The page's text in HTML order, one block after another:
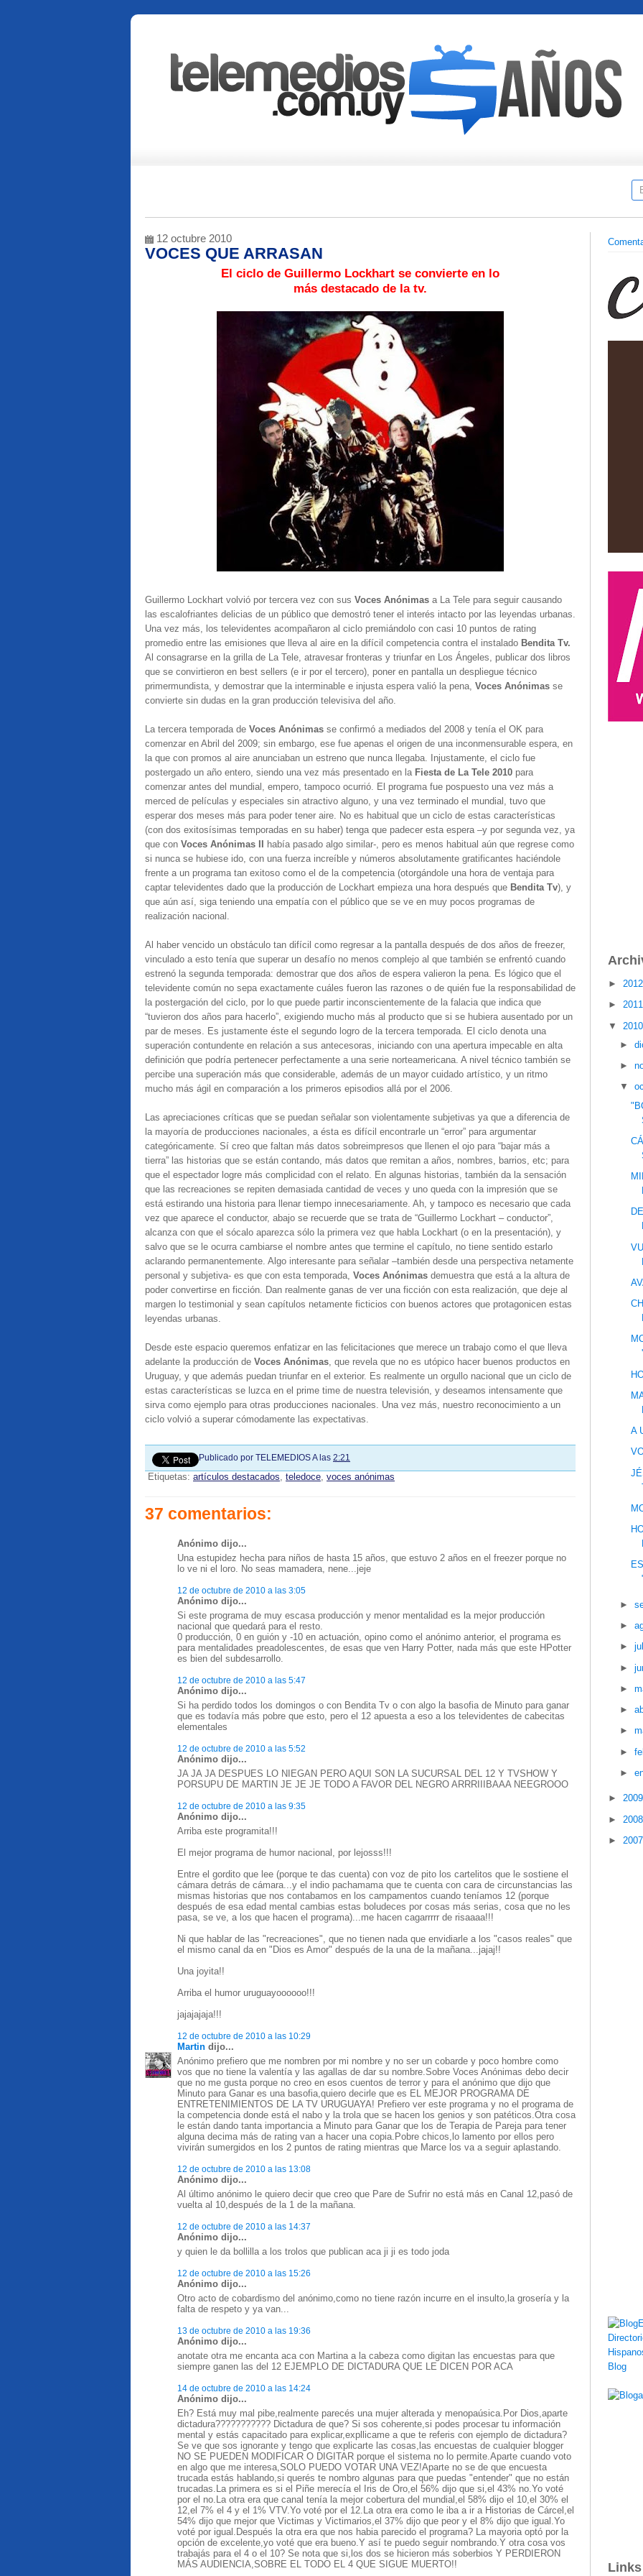
12 octubre 2010
VOCES QUE ARRASAN
El ciclo de Guillermo Lockhart se convierte en lo
más destacado de la tv.
Guillermo Lockhart volvió por tercera vez con sus Voces Anónimas a La Tele para seguir causando
las escalofriantes delicias de un público que demostró tener el interés intacto por las leyendas urbanas.
Una vez más, los televidentes acompañaron al ciclo premiándolo con casi 10 puntos de rating
promedio entre las emisiones que lleva al aire en la difícil competencia contra el instalado Bendita Tv.
Al consagrarse en la grilla de La Tele, atravesar fronteras y triunfar en Los Ángeles, publicar dos libros
que se convirtieron en best sellers (e ir por el tercero), poner en pantalla un despliegue técnico
primermundista, y demostrar que la interminable e injusta espera valió la pena, Voces Anónimas se
convierte sin dudas en la gran producción televisiva del año.
La tercera temporada de Voces Anónimas se confirmó a mediados del 2008 y tenía el OK para
comenzar en Abril del 2009; sin embargo, ese fue apenas el origen de una inconmensurable espera, en
la que con promos al aire anunciaban un estreno que nunca llegaba. Injustamente, el ciclo fue
postergado un año entero, siendo una vez más presentado en la Fiesta de La Tele 2010 para
comenzar antes del mundial, empero, tampoco ocurrió. El programa fue pospuesto una vez más a
merced de películas y especiales sin atractivo alguno, y una vez terminado el mundial, tuvo que
esperar dos meses más para poder tener aire. No es habitual que un ciclo de estas características
(con dos exitosísimas temporadas en su haber) tenga que padecer esta espera –y por segunda vez, ya
que con Voces Anónimas II
había pasado algo similar-, pero es menos habitual aún que regrese como
si nunca se hubiese ido, con una fuerza increíble y números absolutamente gratificantes haciéndole
frente a un programa tan exitoso como el de la competencia (otorgándole una hora de ventaja para
captar televidentes dado que la producción de Lockhart empieza una hora después que Bendita Tv), y
que aún así, siga teniendo una empatía con el público que se ve en muy pocos programas de
realización nacional.
Al haber vencido un obstáculo tan difícil como regresar a la pantalla después de dos años de freezer,
vinculado a esto tenía que superar un desafío no menos complejo al que también se enfrentó cuando
estrenó la segunda temporada: demostrar que dos años de espera valieron la pena. Es lógico que el
televidente común no sepa exactamente cuáles fueron las razones o de quién fue la responsabilidad de
la postergación del ciclo, por lo que puede partir inconscientemente de la falacia que indica que
“tuvieron dos años para hacerlo”, exigiendo mucho más al producto que si se hubiera ausentado por un
par de meses. Es justamente éste el segundo logro de la tercera temporada. El ciclo denota una
superación contundente en relación a sus antecesoras, iniciando con una apertura impecable en alta
definición que podría pertenecer perfectamente a una serie norteamericana. A nivel técnico también se
percibe una superación más que considerable, además de un mayor cuidado artístico, y un ritmo
mucho más ágil en comparación a los primeros episodios allá por el 2006.
Las apreciaciones críticas que se puedan señalar son violentamente subjetivas ya que a diferencia de
la mayoría de producciones nacionales, a ésta es difícil encontrarle un “error” para argumentar
categóricamente. Sí creo que faltan más datos sobreimpresos que llenen el ojo para “bajar más a
tierra” las historias que se están contando, más datos que remitan a años, nombres, barrios, etc; para
que el espectador logre más complicidad con el relato. En algunas historias, también da la sensación
que las recreaciones se repiten demasiada cantidad de veces y uno queda con la impresión que se
está estirando una historia para llenar tiempo innecesariamente. Ah, y tampoco es necesario que cada
vez que aparece el conductor, abajo se recuerde que se trata de “Guillermo Lockhart – conductor”,
alcanza con que el sócalo aparezca sólo la primera vez que habla Lockhart (o en la presentación), y
salvo que se le ocurra cambiarse el nombre antes que termine el capítulo, no tiene sentido estarlo
aclarando permanentemente. Algo interesante para señalar –también desde una perspectiva netamente
personal y subjetiva- es que con esta temporada, Voces Anónimas demuestra que está a la altura de
poder convertirse en ficción. Dan realmente ganas de ver una ficción con esta realización, que deje al
margen lo testimonial y sean capítulos netamente ficticios con buenos actores que protagonicen estas
leyendas urbanas.
Desde este espacio queremos enfatizar en las felicitaciones que merece un trabajo como el que lleva
adelante la producción de Voces Anónimas, que revela que no es utópico hacer buenos productos en
Uruguay, y que además puedan triunfar en el exterior. Es realmente un orgullo nacional que un ciclo de
estas características se luzca en el prime time de nuestra televisión, y deseamos intensamente que
sirva como ejemplo para otras producciones nacionales. Una vez más, nuestro reconocimiento a un
ciclo volvió a superar cómodamente las expectativas.
Publicado por TELEMEDIOSA las 2:21
Etiquetas: artículos destacados, teledoce, voces anónimas
37 comentarios:
Anónimo dijo...
Una estupidez hecha para niños de hasta 15 años, que estuvo 2 años en el freezer porque no
lo ve ni el loro. No seas mamadera, nene...jeje
12 de octubre de 2010 a las 3:05
Anónimo dijo...
Si este programa de muy escasa producción y menor mentalidad es la mejor producción
nacional que quedará para el resto.
0 producción, 0 en guión y -10 en actuación, opino como el anónimo anterior, el programa es
para mentalidades preadolescentes, de esas que ven Harry Potter, nada más que este HPotter
es bien del subdesarrollo.
12 de octubre de 2010 a las 5:47
Anónimo dijo...
Si ha perdido todos los domingos o con Bendita Tv o con algo la basofia de Minuto para ganar
que es todavía más pobre que esto, pero el 12 apuesta a eso a los televidentes de cabecitas
elementales
12 de octubre de 2010 a las 5:52
Anónimo dijo...
JA JA JA DESPUES LO NIEGAN PERO AQUI SON LA SUCURSAL DEL 12 Y TVSHOW Y
PORSUPU DE MARTIN JE JE JE TODO A FAVOR DEL NEGRO ARRRIIIBAAA NEEGROOO
12 de octubre de 2010 a las 9:35
Anónimo dijo...
Arriba este programita!!!
El mejor programa de humor nacional, por lejosss!!!
Entre el gordito que lee (porque te das cuenta) con voz de pito los cartelitos que le sostiene el
cámara detrás de cámara...y el indio pachamama que te cuenta con cara de circunstancias las
mismas historias que nos contabamos en los campamentos cuando teníamos 12 (porque
después de esa edad mental cambias estas boludeces por cosas más serias, cosa que no les
pasa, se ve, a los que hacen el programa)...me hacen cagarrrrr de risaaaa!!!
Ni que hablar de las "recreaciones", que no tienen nada que envidiarle a los "casos reales" que
el mismo canal da en "Dios es Amor" después de la una de la mañana...jajaj!!
Una joyita!!
Arriba el humor uruguayoooooo!!!
jajajajaja!!!
12 de octubre de 2010 a las 10:29
Martin dijo...
Anónimo prefiero que me nombren por mi nombre y no ser un cobarde y poco hombre como
vos que no tiene la valentía y las agallas de dar su nombre.Sobre Voces Anónimas debo decir
que no me gusta porque no creo en esos cuentos de terror y para el anónimo que dijo que
Minuto para Ganar es una basofia,quiero decirle que es EL MEJOR PROGRAMA DE
ENTRETENIMIENTOS DE LA TV URUGUAYA! Prefiero ver este programa y no el programa de
la competencia donde está el nabo y la trola que se hacen los genios y son patéticos.Otra cosa
le están dando tanta importancia a Minuto para Ganar que los de Terapia de Pareja para tener
alguna decima más de rating van a hacer una copia.Pobre chicos,lo lamento por ellos pero
vivirán sumergidos en los 2 puntos de rating mientras que Marce los va a seguir aplastando.
12 de octubre de 2010 a las 13:08
Anónimo dijo...
Al último anónimo le quiero decir que creo que Pare de Sufrir no está más en Canal 12,pasó de
vuelta al 10,después de la 1 de la mañana.
12 de octubre de 2010 a las 14:37
Anónimo dijo...
y quien le da bollilla a los trolos que publican aca ji ji es todo joda
12 de octubre de 2010 a las 15:26
Anónimo dijo...
Otro acto de cobardismo del anónimo,como no tiene razón incurre en el insulto,la grosería y la
falta de respeto y ya van...
13 de octubre de 2010 a las 19:36
Anónimo dijo...
anotate otra me encanta aca con Martina a la cabeza como digitan las encuestas para que
siempre ganen las del 12 EJEMPLO DE DICTADURA QUE LE DICEN POR ACA
14 de octubre de 2010 a las 14:24
Anónimo dijo...
Eh? Está muy mal pibe,realmente parecés una mujer alterada y menopaúsica.Por Dios,aparte
dictadura??????????? Dictadura de que? Si sos coherente,si podes procesar tu información
mental y estás capacitado para explicar,expllicame a que te referis con ejemplo de dictadura?
Se ve que sos ignorante y tengo que explicarte las cosas,las encuestas de cualquier blogger
NO SE PUEDEN MODIFICAR O DIGITAR porque el sistema no lo permite.Aparte cuando voto
en algo que me interesa,SOLO PUEDO VOTAR UNA VEZ!Aparte no se de que encuesta
trucada estás hablando,si querés te nombro algunas para que puedas "entender" que no están
trucadas.La primera es si el Piñe merecía el Iris de Oro,el 56% dijo que si,el 43% no.Yo voté
por el no.La otra era que canal tenía la mejor cobertura del mundial,el 58% dijo el 10,el 30% el
12,el 7% el 4 y el 1% VTV.Yo voté por el 12.La otra era como le iba a ir a Historias de Cárcel,el
54% dijo que mejor que Victimas y Victimarios,el 37% dijo que peor y el 8% dijo que igual.Yo
voté por igual.Después la otra era que nos habia parecido el programa? La mayoria optó por la
opción de excelente,yo voté que era bueno.Y así te puedo seguir nombrando.Y otra cosa vos
trabajás para el 4 o el 10? Se nota que si,los dos se hicieron más soberbios Y PERDIERON
MÁS AUDIENCIA,SOBRE EL TODO EL 4 QUE SIGUE MUERTO!!
►
►
▼
►
►
▼
A
►
►
►
►
►
►
►
►
►
►
►
►
Links